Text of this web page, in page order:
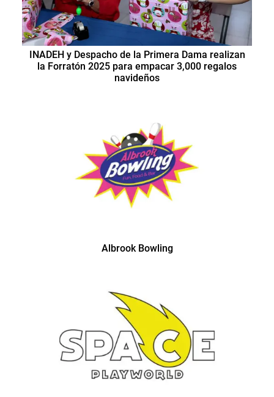
INADEH y Despacho de la Primera Dama realizan
la Forratón 2025 para empacar 3,000 regalos
navideños
Albrook Bowling